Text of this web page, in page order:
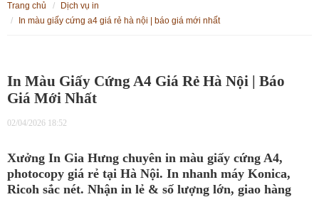
trang chủ
dịch vụ in
in màu giấy cứng a4 giá rẻ hà nội | báo giá mới nhất
In Màu Giấy Cứng A4 Giá Rẻ Hà Nội | Báo
Giá Mới Nhất
02/04/2026 18:52
Xưởng In Gia Hưng chuyên in màu giấy cứng A4,
photocopy giá rẻ tại Hà Nội. In nhanh máy Konica,
Ricoh sắc nét. Nhận in lẻ & số lượng lớn, giao hàng